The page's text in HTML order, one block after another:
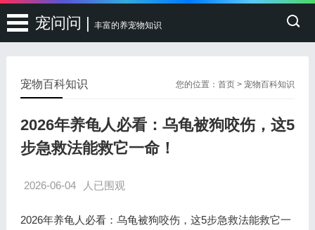
宠问问 | 丰富的养宠物知识
您的位置：首页 >宠物百科知识
宠物百科知识
2026年养龟人必看：乌龟被狗咬伤，这5
步急救法能救它一命！
2026-06-04 人已围观
2026年养龟人必看：乌龟被狗咬伤，这5步急救法能救它一